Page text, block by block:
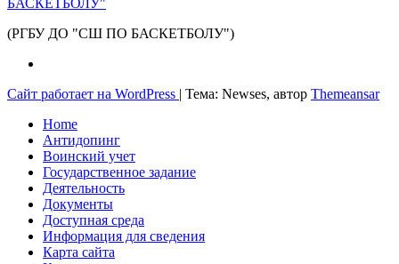
(РГБУ ДО "СШ ПО БАСКЕТБОЛУ")
Сайт работает на WordPress | Тема: Newses, автор Themeansar
Home
Антидопинг
Воинский учет
Государственное задание
Деятельность
Документы
Доступная среда
Информация для сведения
Карта сайта